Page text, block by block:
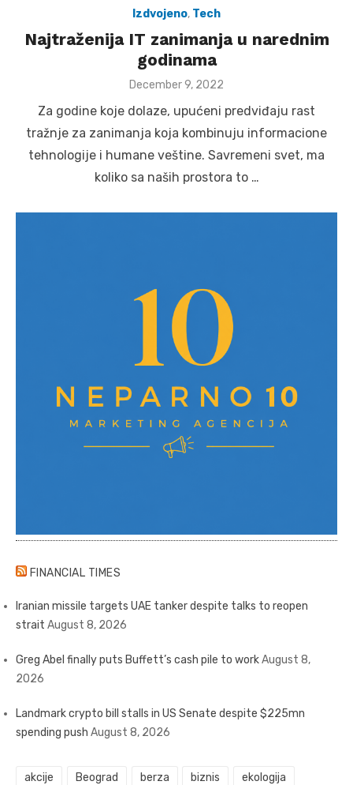
Izdvojeno, Tech
Najtraženija IT zanimanja u narednim
godinama
Posted
December 9, 2022
Za godine koje dolaze, upućeni predviđaju rast
tražnje za zanimanja koja kombinuju informacione
tehnologije i humane veštine. Savremeni svet, ma
koliko sa naših prostora to …
FINANCIAL TIMES
Iranian missile targets UAE tanker despite talks to reopen
strait August 8, 2026
Greg Abel finally puts Buffett’s cash pile to workAugust 8,
2026
Landmark crypto bill stalls in US Senate despite $225mn
spending push August 8, 2026
akcije Beograd berza biznis ekologija